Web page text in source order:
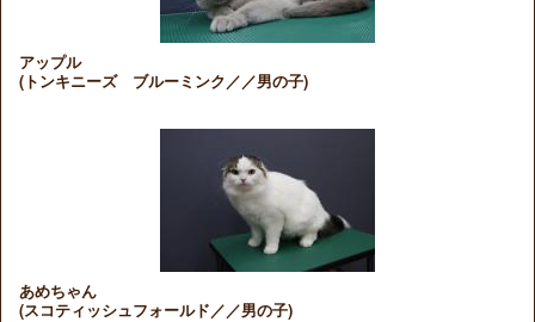
アップル
(トンキニーズ ブルーミンク／／男の子)
あめちゃん
(スコティッシュフォールド／／男の子)